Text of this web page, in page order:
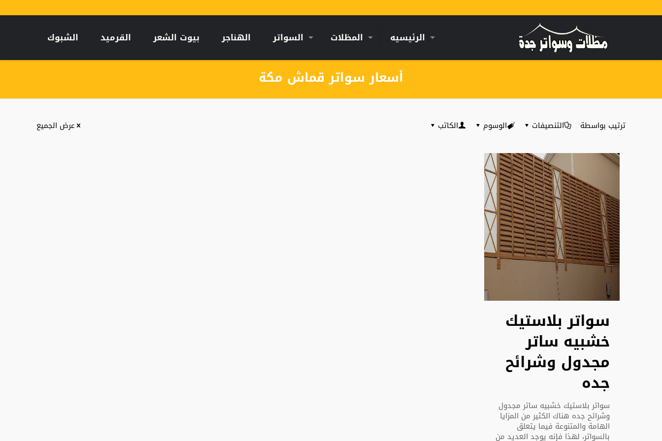
الرئيسيه المظلات السواتر الهناجر بيوت الشعر القرميد الشبوك
أسعار سواتر قماش مكة
ترتيب بواسطة التنصيفات الوسوم الكاتب عرض الجميع
سواتر بلاستيك
خشبيه ساتر
مجدول وشرائح
جده
سواتر بلاستيك خشبيه ساتر مجدول
وشرائح جده هناك الكثير من المزايا
الهامة والمتنوعة فيما يتعلق
بالسواتر، لهذا فإنه يوجد العديد من